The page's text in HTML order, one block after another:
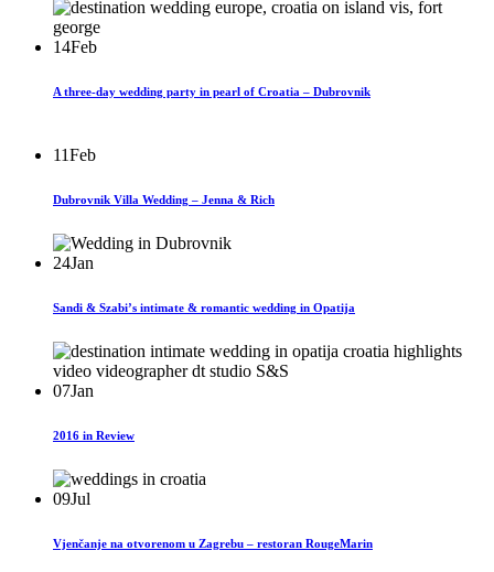
14Feb
A three-day wedding party in pearl of Croatia – Dubrovnik
11Feb
Dubrovnik Villa Wedding – Jenna & Rich
24Jan
Sandi & Szabi’s intimate & romantic wedding in Opatija
07Jan
2016 in Review
09Jul
Vjenčanje na otvorenom u Zagrebu – restoran RougeMarin